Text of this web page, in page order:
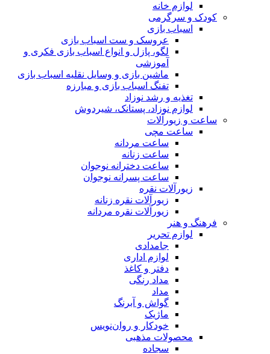
لوازم خانه
کودک و سرگرمی
اسباب بازی
عروسک و ست اسباب بازی
لگو، پازل و انواع اسباب بازی فکری و
آموزشی
ماشین بازی و وسایل نقلیه اسباب بازی
تفنگ اسباب بازی و مبارزه
تغذیه و رشد نوزاد
لوازم نوزاد، پستانک، شیردوش
ساعت و زیور‌آلات
ساعت مچی
ساعت مردانه
ساعت زنانه
ساعت دخترانه نوجوان
ساعت پسرانه نوجوان
زیورآلات نقره
زیورآلات نقره زنانه
زیورآلات نقره مردانه
فرهنگ و هنر
لوازم تحریر
جامدادی
لوازم اداری
دفتر و کاغذ
مداد رنگی
مداد
گواش و آبرنگ
ماژیک
خودکار و روان‌نویس
محصولات مذهبی
سجاده